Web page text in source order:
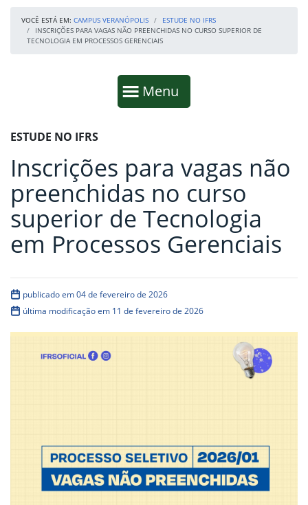
VOCÊ ESTÁ EM: CAMPUS VERANÓPOLIS
ESTUDE NO IFRS
INSCRIÇÕES PARA VAGAS NÃO PREENCHIDAS NO CURSO SUPERIOR DE
TECNOLOGIA EM PROCESSOS GERENCIAIS
Mostrar
Menu
Fim da navegação
Início do conteúdo
ESTUDE NO IFRS
Inscrições para vagas não
preenchidas no curso
superior de Tecnologia
em Processos Gerenciais
publicado em 04 de fevereiro de 2026
última modificação em 11 de fevereiro de 2026